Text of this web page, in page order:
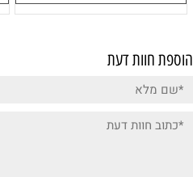
הוספת חוות דעת